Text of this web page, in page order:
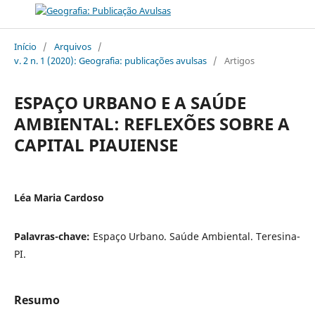
Início / Arquivos /
v. 2 n. 1 (2020): Geografia: publicações avulsas / Artigos
ESPAÇO URBANO E A SAÚDE
AMBIENTAL: REFLEXÕES SOBRE A
CAPITAL PIAUIENSE
Léa Maria Cardoso
Palavras-chave: Espaço Urbano. Saúde Ambiental. Teresina-
PI.
Resumo